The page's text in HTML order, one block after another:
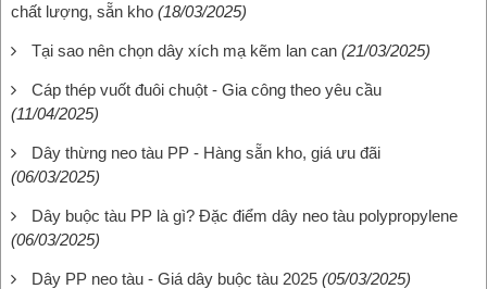
chất lượng, sẵn kho (18/03/2025)
Tại sao nên chọn dây xích mạ kẽm lan can (21/03/2025)
Cáp thép vuốt đuôi chuột - Gia công theo yêu cầu
(11/04/2025)
Dây thừng neo tàu PP - Hàng sẵn kho, giá ưu đãi
(06/03/2025)
Dây buộc tàu PP là gì? Đặc điểm dây neo tàu polypropylene
(06/03/2025)
Dây PP neo tàu - Giá dây buộc tàu 2025 (05/03/2025)